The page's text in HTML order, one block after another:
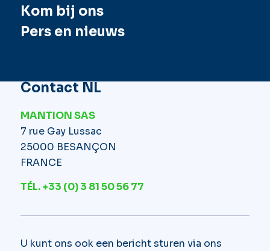
Kom bij ons
Pers en nieuws
Contact NL
MANTION SAS
7 rue Gay Lussac
25000 BESANÇON
FRANCE
TÉL. +33 (0) 3 81 50 56 77
U kunt ons ook een bericht sturen via ons